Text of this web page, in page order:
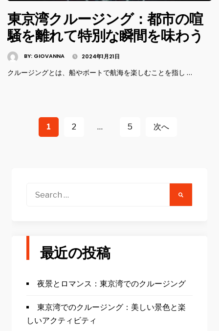
東京湾クルージング：都市の喧
騒を離れて特別な瞬間を味わう
BY: GIOVANNA 2024年1月21日
クルージングとは、船やボートで航海を楽しむことを指し …
1 2 … 5 次へ
Search
最近の投稿
夜景とロマンス：東京湾でのクルージング
東京湾でのクルージング：美しい景色と楽
しいアクティビティ